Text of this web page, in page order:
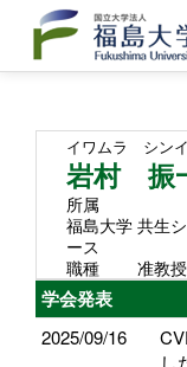
イワムラ シン
岩村 振
所属
福島大学 共生
ース
職種
准教授
学会発表
2025/09/16
し